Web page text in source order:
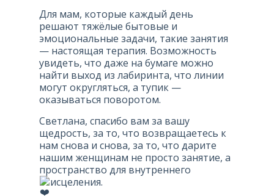
Для мам, которые каждый день
решают тяжёлые бытовые и
эмоциональные задачи, такие занятия
— настоящая терапия. Возможность
увидеть, что даже на бумаге можно
найти выход из лабиринта, что линии
могут округляться, а тупик —
оказываться поворотом.
Светлана, спасибо вам за вашу
щедрость, за то, что возвращаетесь к
нам снова и снова, за то, что дарите
нашим женщинам не просто занятие, а
пространство для внутреннего
исцеления.